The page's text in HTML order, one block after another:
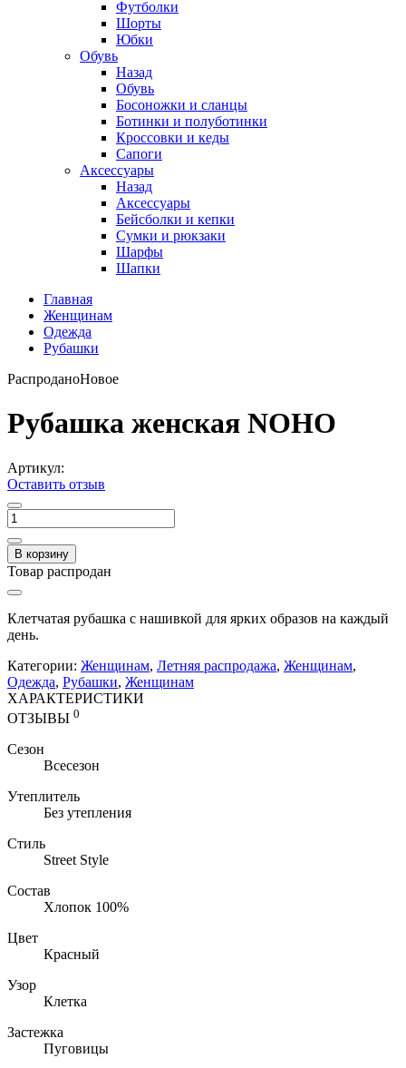
Футболки
Шорты
Юбки
Обувь
Назад
Обувь
Босоножки и сланцы
Ботинки и полуботинки
Кроссовки и кеды
Сапоги
Аксессуары
Назад
Аксессуары
Бейсболки и кепки
Сумки и рюкзаки
Шарфы
Шапки
Главная
Женщинам
Одежда
Рубашки
РаспроданоНовое
Рубашка женская NOHO
Артикул:
Оставить отзыв
В корзину
Товар распродан
Клетчатая рубашка с нашивкой для ярких образов на каждый
день.
Категории: Женщинам, Летняя распродажа, Женщинам,
Одежда, Рубашки, Женщинам
ХАРАКТЕРИСТИКИ
ОТЗЫВЫ 0
Сезон
Всесезон
Утеплитель
Без утепления
Стиль
Street Style
Состав
Хлопок 100%
Цвет
Красный
Узор
Клетка
Застежка
Пуговицы